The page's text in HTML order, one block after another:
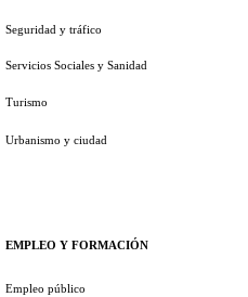
Seguridad y tráfico
Servicios Sociales y Sanidad
Turismo
Urbanismo y ciudad
EMPLEO Y FORMACIÓN
Empleo público